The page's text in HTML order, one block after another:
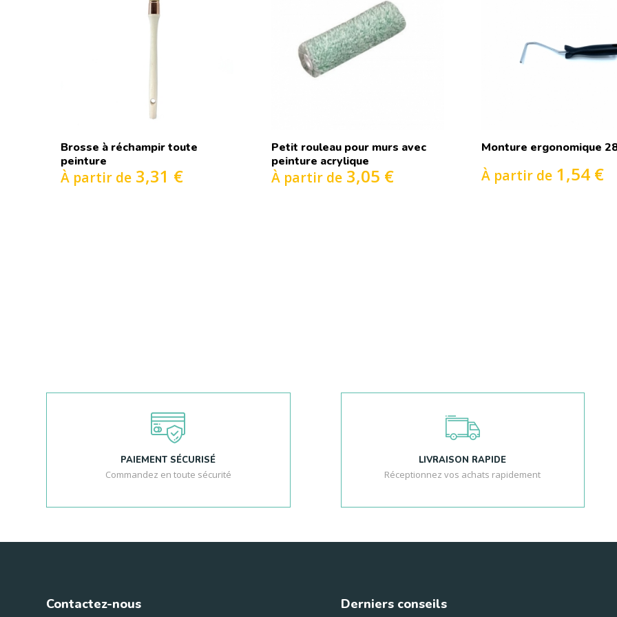
Brosse à réchampir toute
peinture
À partir de 3,31 €
Petit rouleau pour murs avec
peinture acrylique
À partir de3,05 €
Monture ergonomique
À partir de 1,54 €
PAIEMENT SÉCURISÉ
Commandez en toute sécurité
LIVRAISON RAPIDE
Réceptionnez vos achats rapidement
Contactez-nous Derniers conseils